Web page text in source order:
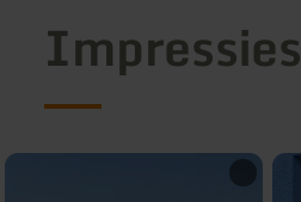
Impressies